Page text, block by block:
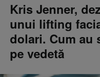
Kris Jenner,
unui lifting
dolari. Cum au
pe vedetă